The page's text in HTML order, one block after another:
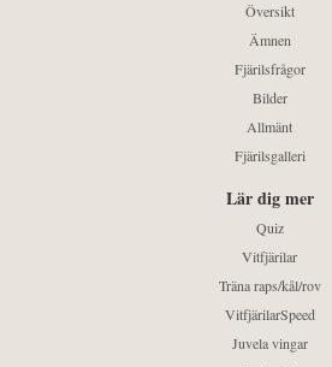
Översikt
Ämnen
Fjärilsfrågor
Bilder
Allmänt
Fjärilsgalleri
Lär dig mer
Quiz
Vitfjärilar
Träna raps/kål/rov
VitfjärilarSpeed
Juvela vingar